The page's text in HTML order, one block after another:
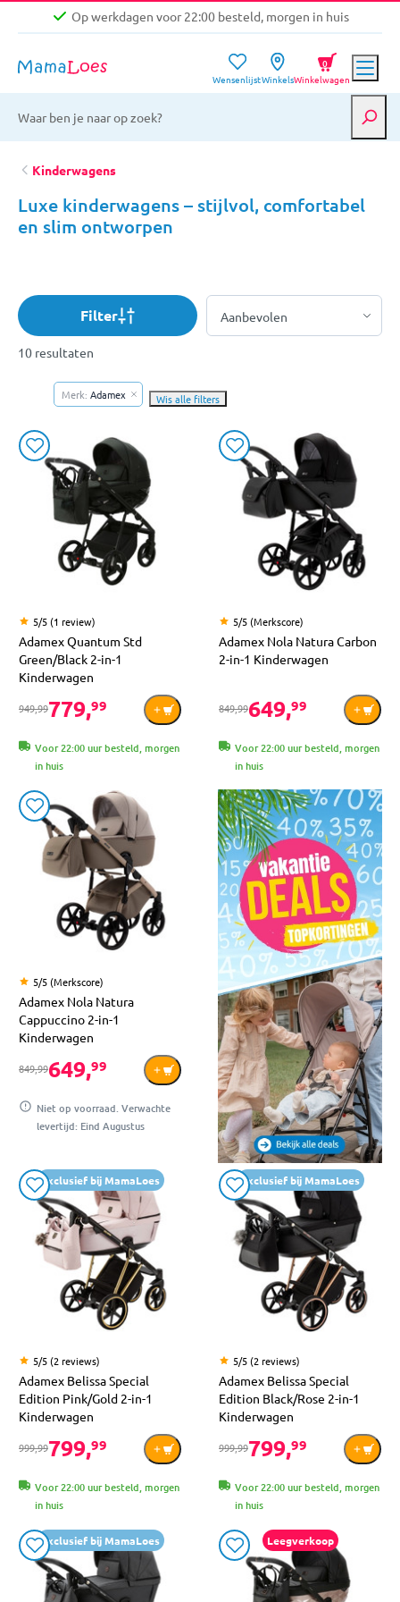
Op werkdagen voor 22:00 besteld, morgen in huis
Gratis verzending vanaf €39,-
Op werkdagen voor 22:00 besteld, morgen in huis
WensenlijstWinkelsWinkelwagen
0
Kinderwagens
Luxe kinderwagens – stijlvol, comfortabel
en slim ontworpen
Filter
10 resultaten
Merk: Adamex Wis alle filters
5/5 (1 review)
Adamex Quantum Std
Green/Black 2-in-1
Kinderwagen
949,99779,99
Voor 22:00 uur besteld, morgen
in huis
5/5 (Merkscore)
Adamex Nola Natura Carbon
2-in-1 Kinderwagen
849,99649,99
Voor 22:00 uur besteld, morgen
in huis
5/5 (Merkscore)
Adamex Nola Natura
Cappuccino 2-in-1
Kinderwagen
849,99649,99
Niet op voorraad. Verwachte
levertijd: Eind Augustus
Exclusief bij MamaLoes
5/5 (2 reviews)
Adamex Belissa Special
Edition Pink/Gold 2-in-1
Kinderwagen
999,99799,99
Voor 22:00 uur besteld, morgen
in huis
Exclusief bij MamaLoes
5/5 (2 reviews)
Adamex Belissa Special
Edition Black/Rose 2-in-1
Kinderwagen
999,99799,99
Voor 22:00 uur besteld, morgen
in huis
Exclusief bij MamaLoes Leegverkoop